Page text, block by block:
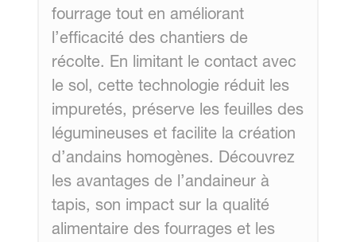
fourrage tout en améliorant
l’efficacité des chantiers de
récolte. En limitant le contact avec
le sol, cette technologie réduit les
impuretés, préserve les feuilles des
légumineuses et facilite la création
d’andains homogènes. Découvrez
les avantages de l’andaineur à
tapis, son impact sur la qualité
alimentaire des fourrages et les